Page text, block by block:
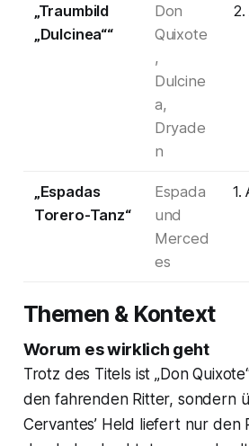
„Traumbild
„Dulcinea““
Don
Quixote
,
Dulcine
a,
Dryade
n
„Espadas
Torero-Tanz“
Espada
und
Merced
es
1.
Themen & Kontext
Worum es wirklich geht
Trotz des Titels ist „Don
den fahrenden Ritter, sondern
Cervantes’ Held liefert nur den